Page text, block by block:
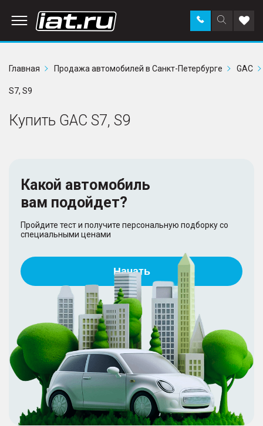
Поиск
по
Заказать
звонок в
Главная
Продажа автомобилей в Санкт-Петербурге GAC
S7, S9
Купить GAC S7, S9
Какой автомобиль
вам подойдет?
Пройдите тест и получите персональную подборку со
специальными ценами
Начать